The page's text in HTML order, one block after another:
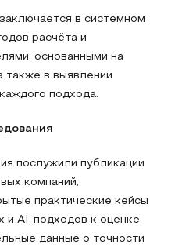
в системном
расчёта и
основанными на
также в выявлении
подхода.
послужили публикации
компаний,
практические кейсы
и AI-подходов к оценке
данные о точности